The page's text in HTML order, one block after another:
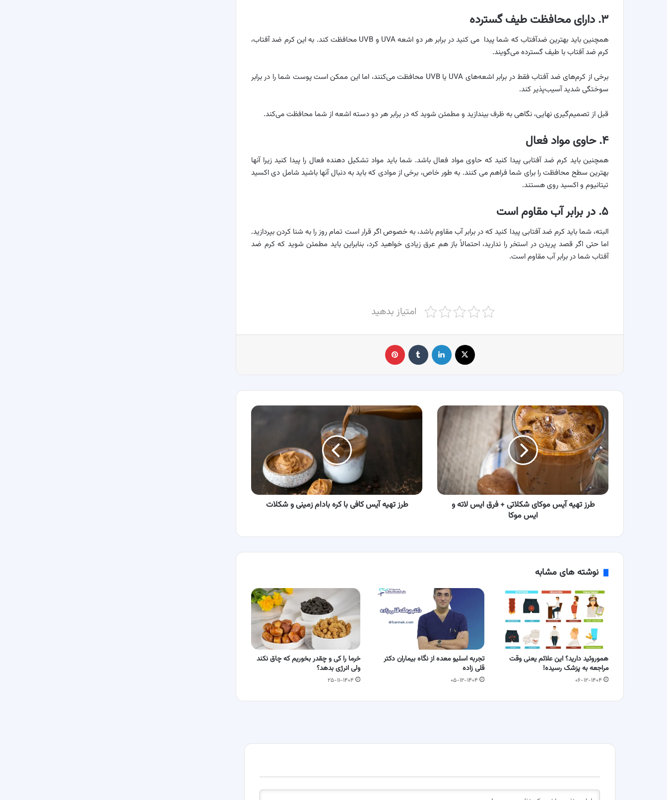
۳. دارای محافظت طیف گسترده
همچنین باید بهترین ضدآفتاب که شما پیدا می کنید در برابر هر دو اشعه UVA و UVB محافظت کند. به این کرم ضد آفتاب،
کرم ضد آفتاب با طیف گسترده می‌گویند.
برخی از کرم‌های ضد آفتاب فقط در برابر اشعه‌های UVA یا UVB محافظت می‌کنند، اما این ممکن است پوست شما را در برابر
سوختگی شدید آسیب‌پذیر کند.
قبل از تصمیم‌گیری نهایی، نگاهی به ظرف بیندازید و مطمئن شوید که در برابر هر دو دسته اشعه از شما محافظت می‌کند.
۴. حاوی مواد فعال
همچنین باید کرم ضد آفتابی پیدا کنید که حاوی مواد فعال باشد. شما باید مواد تشکیل دهنده فعال را پیدا کنید زیرا آنها
بهترین سطح محافظت را برای شما فراهم می کنند. به طور خاص، برخی از موادی که باید به دنبال آنها باشید شامل دی اکسید
تیتانیوم و اکسید روی هستند.
۵. در برابر آب مقاوم است
البته، شما باید کرم ضد آفتابی پیدا کنید که در برابر آب مقاوم باشد، به خصوص اگر قرار است تمام روز را به شنا کردن بپردازید.
اما حتی اگر قصد پریدن در استخر را ندارید، احتمالاً باز هم عرق زیادی خواهید کرد، بنابراین باید مطمئن شوید که کرم ضد
آفتاب شما در برابر آب مقاوم است.
امتیاز بدهید
لینکدین ‫تامبلر
طرز
تهیه
آیس
موکای
شکلاتی
+
فرق
ایس
لاته
طرز تهیه آیس موکای شکلاتی + فرق ایس لاته و
ایس موکا
طرز
تهیه
زمینی
و
شکلاتطرز تهیه آیس کافی با کره بادام زمینی و شکلات
نوشته های مشابه
هموروئید دارید؟ این علائم یعنی وقت
مراجعه به پزشک رسیده!
۰۶-۱۲-۱۴۰۴
تجربه اسلیو معده از نگاه بیماران دکتر
قلی زاده
۰۵-۱۲-۱۴۰۴
خرما را کی و چقدر بخوریم که چاق نکند
ولی انرژی بدهد؟
۲۵-۱۱-۱۴۰۴